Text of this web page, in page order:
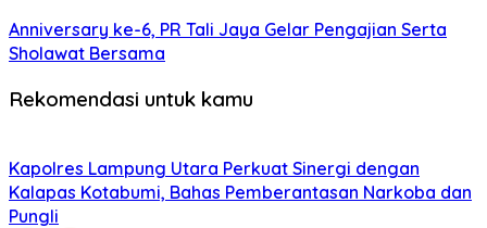
Anniversary ke-6, PR Tali Jaya Gelar Pengajian Serta
Sholawat Bersama
Rekomendasi untuk kamu
Kapolres Lampung Utara Perkuat Sinergi dengan
Kalapas Kotabumi, Bahas Pemberantasan Narkoba dan
Pungli